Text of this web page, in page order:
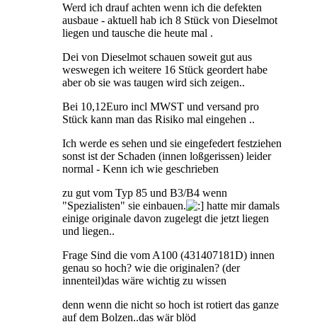
Werd ich drauf achten wenn ich die defekten
ausbaue - aktuell hab ich 8 Stück von Dieselmot
liegen und tausche die heute mal .
Dei von Dieselmot schauen soweit gut aus
weswegen ich weitere 16 Stück geordert habe
aber ob sie was taugen wird sich zeigen..
Bei 10,12Euro incl MWST und versand pro
Stück kann man das Risiko mal eingehen ..
Ich werde es sehen und sie eingefedert festziehen
sonst ist der Schaden (innen loßgerissen) leider
normal - Kenn ich wie geschrieben
zu gut vom Typ 85 und B3/B4 wenn
"Spezialisten" sie einbauen.
hatte mir damals
einige originale davon zugelegt die jetzt liegen
und liegen..
Frage Sind die vom A100 (431407181D) innen
genau so hoch? wie die originalen? (der
innenteil)das wäre wichtig zu wissen
denn wenn die nicht so hoch ist rotiert das ganze
auf dem Bolzen..das wär blöd